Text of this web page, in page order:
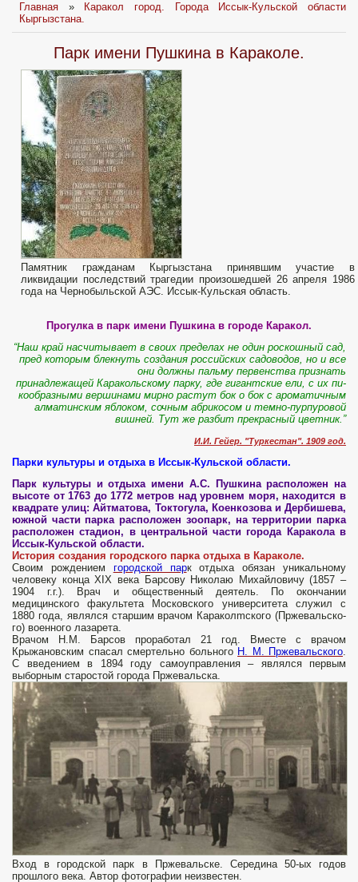
Главная »
Каракол город. Города Иссык-Кульской области
Кыргызстана.
Парк имени Пушкина в Караколе.
Памятник гражданам Кыргызстана принявшим участие в
ликвидации последствий трагедии произошедшей 26 апреля 1986
года на Чернобыльской АЭС. Иссык-Кульская область.
Прогулка в парк имени Пушкина в городе Каракол.
“Наш край на­счи­ты­ва­ет в сво­их пределах не од­ин рос­кош­ный сад,
пред ко­то­рым блек­нуть создания рос­сий­ских са­до­во­дов, но и все
они долж­ны паль­му пер­вен­ства при­знать
при­над­ле­жащей Ка­ра­коль­ско­му пар­ку, где ги­гант­ские ели, с их пи­
ко­об­раз­ны­ми вер­ши­на­ми мир­но рас­тут бок о бок с аро­ма­тич­ным
ал­ма­тин­ским яб­ло­ком, соч­ным аб­ри­ко­сом и тем­но-пур­пу­ро­вой
виш­ней. Тут же раз­бит пре­крас­ный цветник.”
И.И. Гей­е­р. "Тур­ке­стан". 1909 год.
Парки культуры и отдыха в Иссык-Кульской области.
Парк культуры и отдыха имени А.С. Пушкина расположен на
высоте от 1763 до 1772 метров над уровнем моря, находится в
квадрате улиц: Айтматова, Токтогула, Коенкозова и Дербишева,
южной части парка расположен зоопарк, на территории парка
расположен стадион, в центральной части города Каракола в
Иссык-Кульской области.
История создания городского парка отдыха в Караколе.
Своим рождением городской парк отдыха обязан уникальному
человеку конца XIX века Барсову Николаю Михайловичу (1857 –
1904 г.г.). Врач и общественный деятель. По окончании
медицинского факультета Московского университета служил с
1880 года, являлся старшим врачом Караколmского (Пржевальско­
го) военного лазаре­та.
Врачом Н.М. Барсов проработал 21 год. Вместе с вра­чом
Крыжановским спасал смертельно больного Н. М. Пржевальского.
С вве­дением в 1894 году самоуправления – являлся первым
выборным старостой города Пржевальска.
Вход в городской парк в Пржевальске. Середина 50-ых годов
прошлого века. Автор фотографии неизвестен.